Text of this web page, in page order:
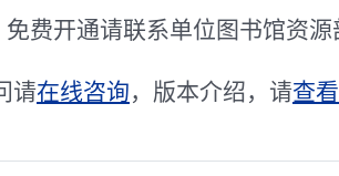
十年无私奉献奖”、第九届理事会“先进集体”“先
免费开通请联系单位图书馆资源
请在线咨询，版本介绍，请查